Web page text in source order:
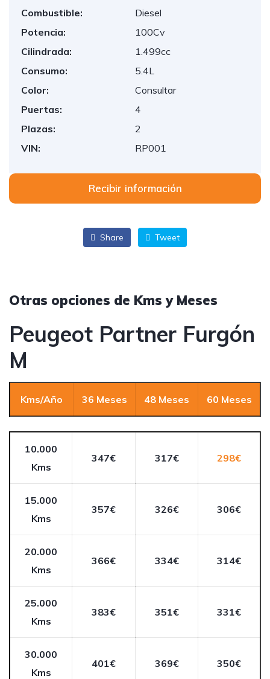
Combustible:
Diesel
Potencia:
100Cv
Cilindrada:
1.499cc
Consumo:
5.4L
Color:
Consultar
Puertas:
4
Plazas:
2
VIN:
RP001
Recibir información
Share Tweet
Otras opciones de Kms y Meses
Peugeot Partner Furgón
M
Kms/Año 36 Meses 48 Meses 60 Meses
10.000
Kms
347€ 317€ 298€
15.000
Kms
357€ 326€ 306€
20.000
Kms
366€ 334€ 314€
25.000
Kms
383€ 351€ 331€
30.000
Kms
401€ 369€ 350€